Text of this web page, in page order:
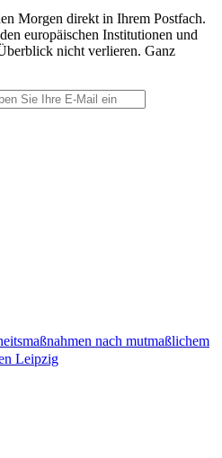
Morgen direkt in Ihrem Postfach.
europäischen Institutionen und
nicht verlieren. Ganz
nach mutmaßlichem
Leipzig